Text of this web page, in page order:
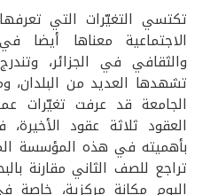
تكتسي التغيّرات التي
الاجتماعية معناها أيضا
والثقافي في الجزائر،
تشهدها العديد من البلدان،
الجامعة قد عرفت تغيّرات
العقود ثلاثة عقود
بأهميته في هذه المؤسسة
تراجع للصف الثاني مقارنة
اليوم مكانة مركزية،